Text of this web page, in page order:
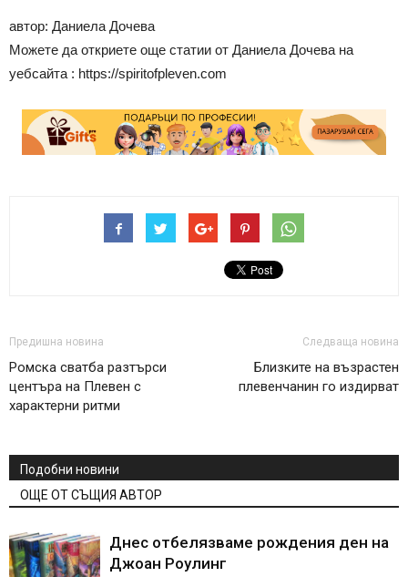
автор: Даниела Дочева
Можете да откриете още статии от Даниела Дочева на
уебсайта : https://spiritofpleven.com
Предишна новина
Ромска сватба разтърси
центъра на Плевен с
характерни ритми
Следваща новина
Близките на възрастен
плевенчанин го издирват
Подобни новини
ОЩЕ ОТ СЪЩИЯ АВТОР
Днес отбелязваме рождения ден на
Джоан Роулинг